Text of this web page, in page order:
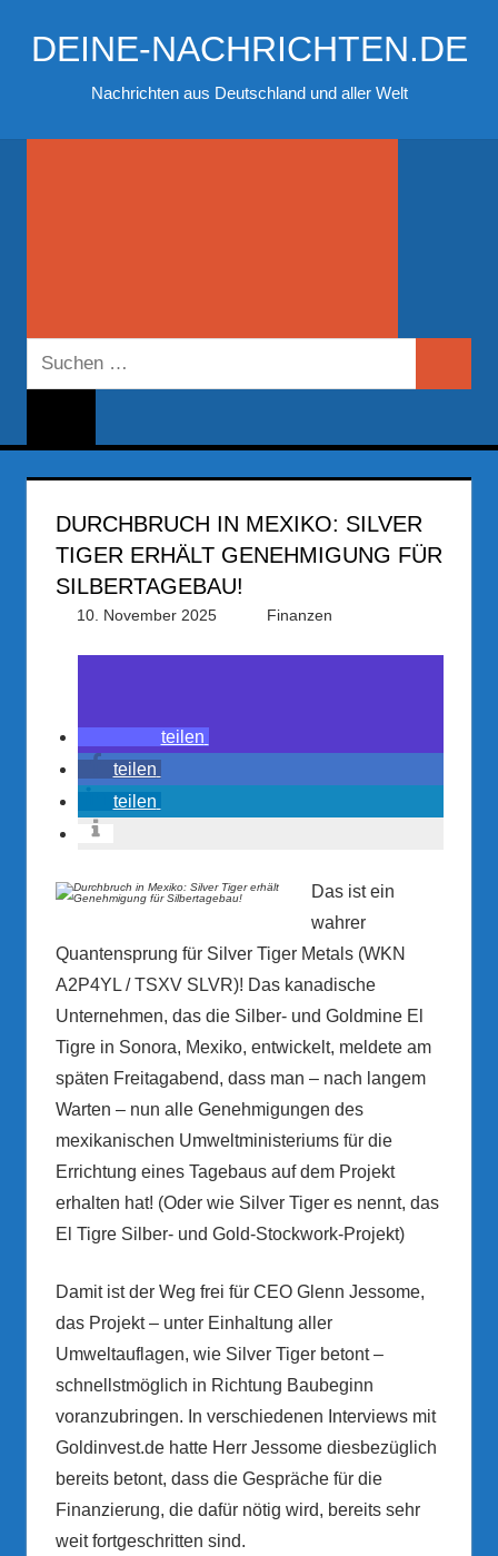
InhaltDEINE-NACHRICHTEN.DE
Nachrichten aus Deutschland und aller Welt
Suchen
nach:
DURCHBRUCH IN MEXIKO: SILVER
TIGER ERHÄLT GENEHMIGUNG FÜR
SILBERTAGEBAU!
10. November 2025 PRGateway
Finanzen
teilen
teilen
teilen
Das ist ein
wahrer
Quantensprung für Silver Tiger Metals (WKN
A2P4YL / TSXV SLVR)! Das kanadische
Unternehmen, das die Silber- und Goldmine El
Tigre in Sonora, Mexiko, entwickelt, meldete am
späten Freitagabend, dass man – nach langem
Warten – nun alle Genehmigungen des
mexikanischen Umweltministeriums für die
Errichtung eines Tagebaus auf dem Projekt
erhalten hat! (Oder wie Silver Tiger es nennt, das
El Tigre Silber- und Gold-Stockwork-Projekt)
Damit ist der Weg frei für CEO Glenn Jessome,
das Projekt – unter Einhaltung aller
Umweltauflagen, wie Silver Tiger betont –
schnellstmöglich in Richtung Baubeginn
voranzubringen. In verschiedenen Interviews mit
Goldinvest.de hatte Herr Jessome diesbezüglich
bereits betont, dass die Gespräche für die
Finanzierung, die dafür nötig wird, bereits sehr
weit fortgeschritten sind.